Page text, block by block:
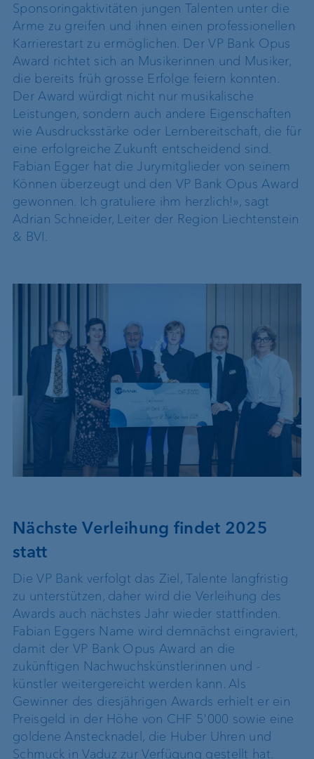
Sponsoringaktivitäten jungen Talenten unter die
Arme zu greifen und ihnen einen professionellen
Karrierestart zu ermöglichen. Der VP Bank Opus
Award richtet sich an Musikerinnen und Musiker,
die bereits früh grosse Erfolge feiern konnten.
Der Award würdigt nicht nur musikalische
Leistungen, sondern auch andere Eigenschaften
wie Ausdrucksstärke oder Lernbereitschaft, die für
eine erfolgreiche Zukunft entscheidend sind.
Fabian Egger hat die Jurymitglieder von seinem
Können überzeugt und den VP Bank Opus Award
gewonnen. Ich gratuliere ihm herzlich!», sagt
Adrian Schneider, Leiter der Region Liechtenstein
& BVI.
Nächste Verleihung findet 2025
statt
Die VP Bank verfolgt das Ziel, Talente langfristig
zu unterstützen, daher wird die Verleihung des
Awards auch nächstes Jahr wieder stattfinden.
Fabian Eggers Name wird demnächst eingraviert,
damit der VP Bank Opus Award an die
zukünftigen Nachwuchskünstlerinnen und -
künstler weitergereicht werden kann. Als
Gewinner des diesjährigen Awards erhielt er ein
Preisgeld in der Höhe von CHF 5'000 sowie eine
goldene Anstecknadel, die Huber Uhren und
Schmuck in Vaduz zur Verfügung gestellt hat.